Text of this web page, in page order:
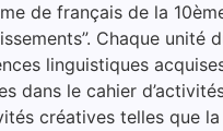
de français de la
Chaque unité
linguistiques
dans le cahier
créatives telles que